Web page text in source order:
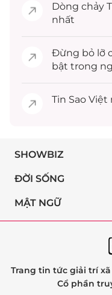
Dòng chảy
nhất
Đừng bỏ lỡ
bật trong
Tin Sao Việt
SHOWBIZ
ĐỜI SỐNG
MẬT NGỮ
Trang tin tức giải trí
Cổ phần